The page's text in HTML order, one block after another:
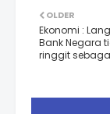
OLDER
Ekonomi :
Bank Negara
ringgit